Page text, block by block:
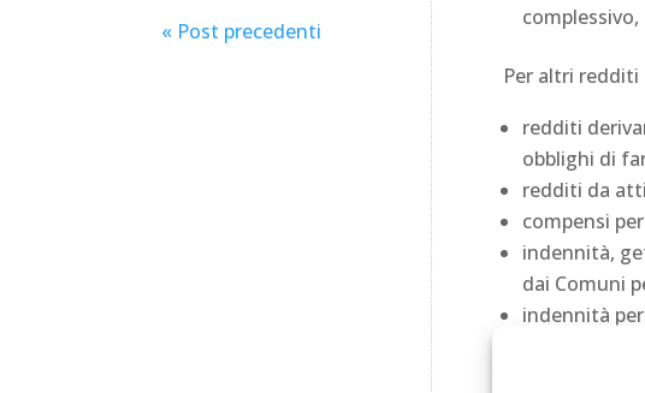
« Post precedenti
complessivo,
Per altri
redditi
obblighi di
redditi da
compensi
indennità,
dai Comuni
indennità
costituite a
comunque